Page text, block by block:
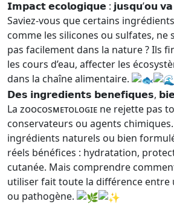
𝗜𝗺𝗽𝗮𝗰𝘁 𝗲𝗰𝗼𝗹𝗼𝗴𝗶𝗾𝘂𝗲 : 𝗷𝘂𝘀𝗾𝘂’𝗼𝘂
Saviez-vous que certains
comme les silicones ou sulfates, ne
pas facilement dans la nature ? Ils
les cours d’eau, affecter les
dans la chaîne alimentaire.
𝗗𝗲𝘀 𝗶𝗻𝗴𝗿𝗲𝗱𝗶𝗲𝗻𝘁𝘀 𝗯𝗲𝗻𝗲𝗳𝗶𝗾𝘂𝗲𝘀,
La ᴢᴏᴏᴄᴏsᴍᴇᴛᴏʟᴏɢɪᴇ ne rejette pas
conservateurs ou agents
ingrédients naturels ou bien
réels bénéfices : hydratation,
cutanée. Mais comprendre
utiliser fait toute la différence entre
ou pathogène.